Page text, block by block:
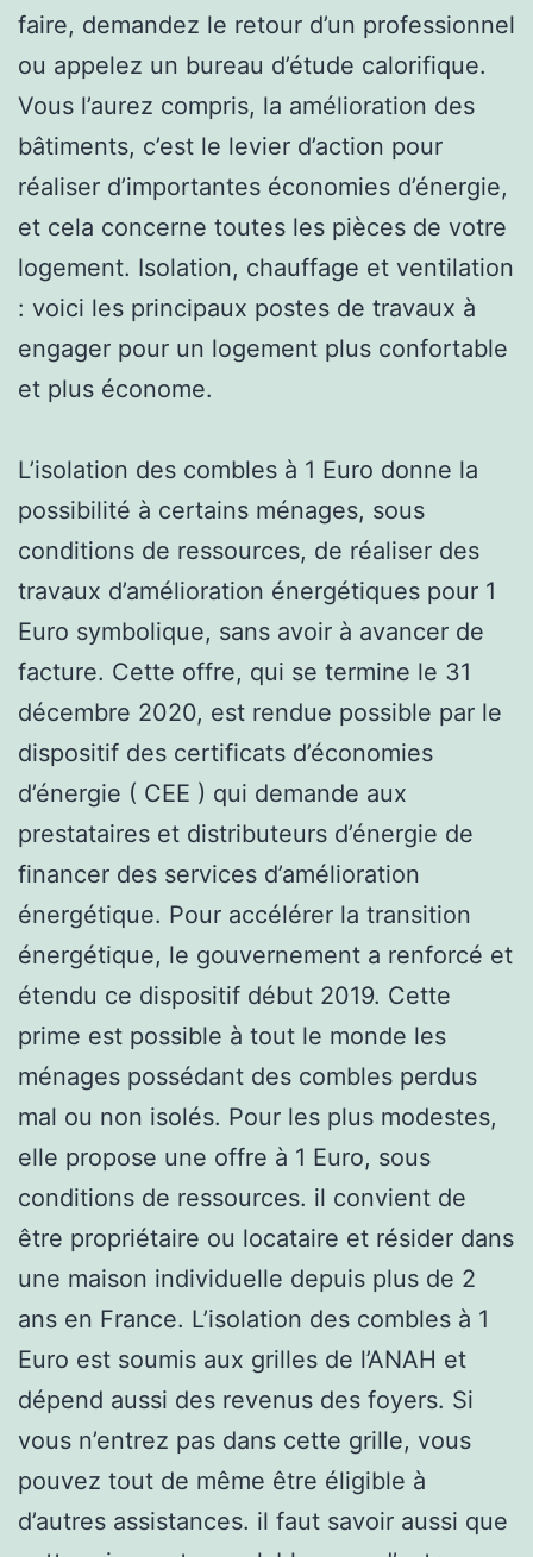
faire, demandez le retour d’un professionnel
ou appelez un bureau d’étude calorifique.
Vous l’aurez compris, la amélioration des
bâtiments, c’est le levier d’action pour
réaliser d’importantes économies d’énergie,
et cela concerne toutes les pièces de votre
logement. Isolation, chauffage et ventilation
: voici les principaux postes de travaux à
engager pour un logement plus confortable
et plus économe.
L’isolation des combles à 1 Euro donne la
possibilité à certains ménages, sous
conditions de ressources, de réaliser des
travaux d’amélioration énergétiques pour 1
Euro symbolique, sans avoir à avancer de
facture. Cette offre, qui se termine le 31
décembre 2020, est rendue possible par le
dispositif des certificats d’économies
d’énergie ( CEE ) qui demande aux
prestataires et distributeurs d’énergie de
financer des services d’amélioration
énergétique. Pour accélérer la transition
énergétique, le gouvernement a renforcé et
étendu ce dispositif début 2019. Cette
prime est possible à tout le monde les
ménages possédant des combles perdus
mal ou non isolés. Pour les plus modestes,
elle propose une offre à 1 Euro, sous
conditions de ressources. il convient de
être propriétaire ou locataire et résider dans
une maison individuelle depuis plus de 2
ans en France. L’isolation des combles à 1
Euro est soumis aux grilles de l’ANAH et
dépend aussi des revenus des foyers. Si
vous n’entrez pas dans cette grille, vous
pouvez tout de même être éligible à
d’autres assistances. il faut savoir aussi que